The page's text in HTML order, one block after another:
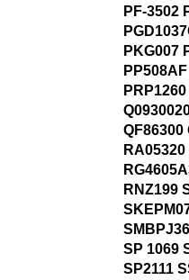
PF-3502
PKG007
QF86300
RNZ199
SP 1069
SP2111